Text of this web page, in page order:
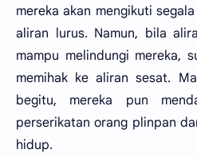
mereka akan mengikuti
aliran lurus. Namun, bila
mampu melindungi mereka,
memihak ke aliran sesat.
begitu, mereka pun
perserikatan orang plinpan
hidup.